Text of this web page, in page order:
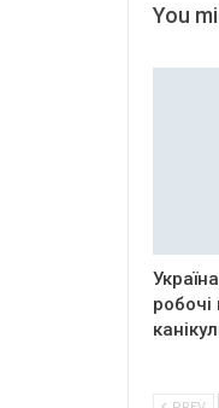
You
робочі